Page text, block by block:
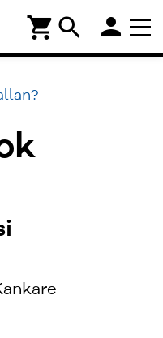
search
shopping_cart person